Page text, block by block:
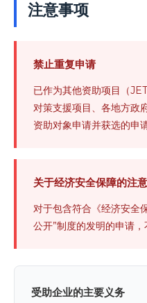
注意事项
禁止重复申请
已作为其他资助项目（
对策支援项目、各地方政
资助对象申请并获选的申
关于经济安全保障的注
对于包含符合《经济安全
公开”制度的发明的申请，
受助企业的主要义务